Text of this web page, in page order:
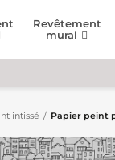
Revêtement
mural
intissé Papier peint